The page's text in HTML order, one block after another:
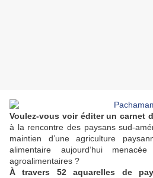
Voulez-vous voir éditer un carnet
à la rencontre des paysans sud-
maintien d’une agriculture
alimentaire aujourd’hui
agroalimentaires ?
À travers 52 aquarelles de